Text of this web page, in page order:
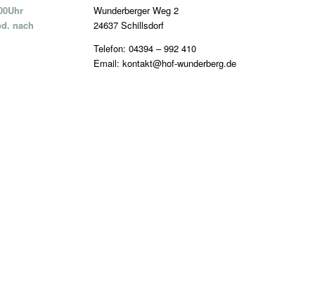
nach
Wunderberger Weg 2
24637 Schillsdorf
Telefon: 04394 – 992 410
Email: kontakt@hof-wunderberg.de